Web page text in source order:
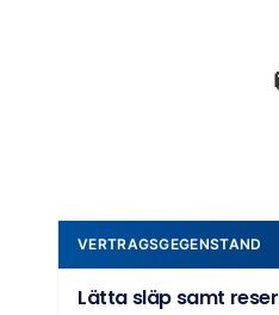
VERTRAGSGEGENSTAND
Lätta släp samt